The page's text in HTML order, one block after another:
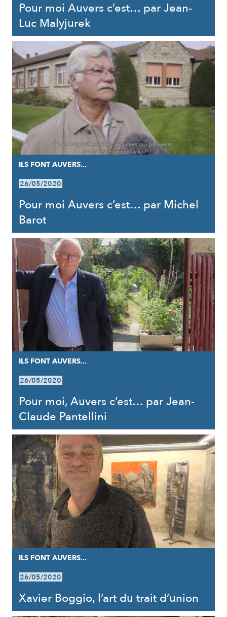
Pour moi Auvers c’est… par Jean-
Luc Malyjurek
ILS FONT AUVERS...
26/05/2020
Pour moi Auvers c’est… par Michel
Barot
ILS FONT AUVERS...
26/05/2020
Pour moi, Auvers c’est… par Jean-
Claude Pantellini
ILS FONT AUVERS...
26/05/2020
Xavier Boggio, l’art du trait d’union